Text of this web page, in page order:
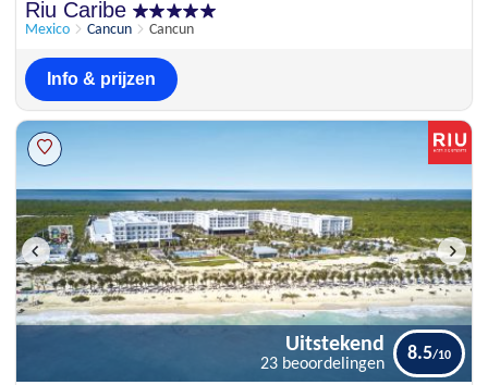
Riu Caribe
Mexico Cancun Cancun
Info & prijzen
Uitstekend
23 beoordelingen
8.5